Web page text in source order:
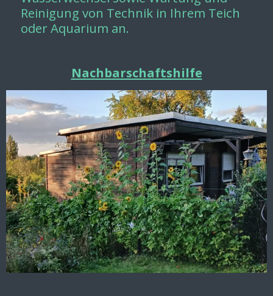
Reinigung von Technik in Ihrem Teich
oder Aquarium an.
Nachbarschaftshilfe